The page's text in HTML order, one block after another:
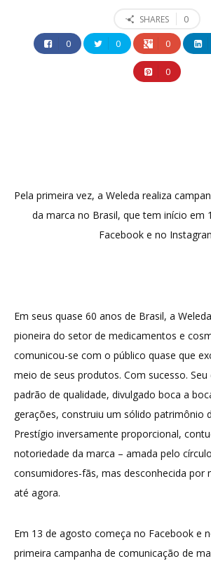
SHARES
0
0
0 0
0
Pela primeira vez, a Weleda realiza
da marca no Brasil, que tem início em
Facebook e no
Em seus quase 60 anos de Brasil, a
pioneira do setor de medicamentos e
comunicou-se com o público quase que
meio de seus produtos. Com sucesso. Seu
padrão de qualidade, divulgado boca a
gerações, construiu um sólido patrimônio
Prestígio inversamente proporcional,
notoriedade da marca – amada pelo
consumidores-fãs, mas desconhecida por
até agora.
Em 13 de agosto começa no Facebook e
primeira campanha de comunicação de